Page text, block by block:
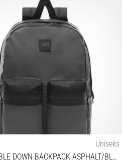
M
Uniseks
WM DOUBLE DOWN BACKPACK ASPHALT/BLACK